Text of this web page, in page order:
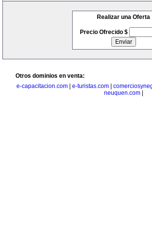
Realizar una Oferta
Precio Ofrecido $
Otros dominios en venta:
e-capacitacion.com
e-turistas.com
neuquen.com|